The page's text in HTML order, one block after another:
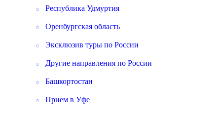
Республика Удмуртия
Оренбургская область
Эксклюзив туры по России
Другие направления по России
Башкортостан
Прием в Уфе